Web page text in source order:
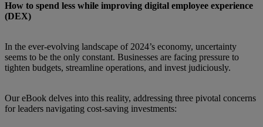
How to spend less while improving digital employee experience
(DEX)
In the ever-evolving landscape of 2024’s economy, uncertainty
seems to be the only constant. Businesses are facing pressure to
tighten budgets, streamline operations, and invest judiciously.
Our eBook delves into this reality, addressing three pivotal concerns
for leaders navigating cost-saving investments: